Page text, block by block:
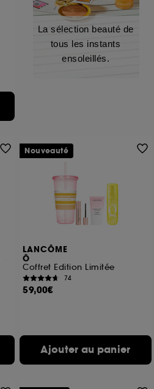
La sélection beauté de
tous les instants
ensoleillés.
LANCÔME
Ô
Coffret Edition Limitée
74
59,00€
Ajouter au panier
Nouveauté